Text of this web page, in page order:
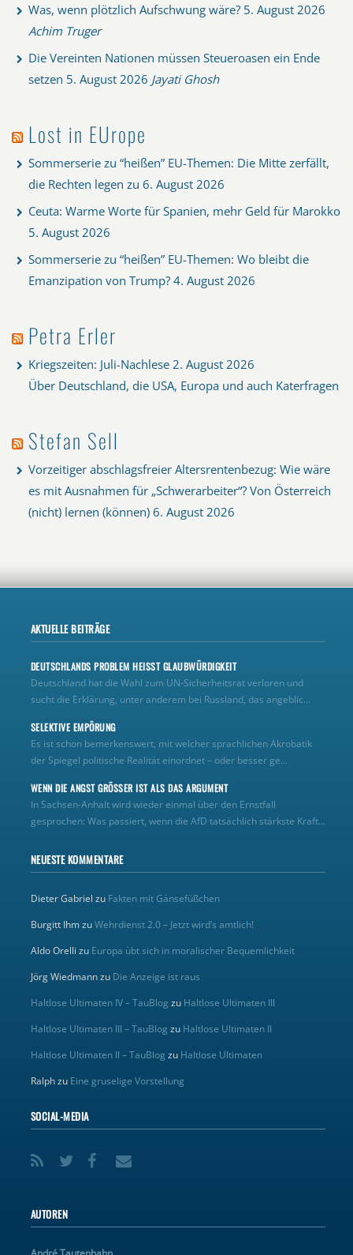
Was, wenn plötzlich Aufschwung wäre? 5. August 2026
Achim Truger
Die Vereinten Nationen müssen Steueroasen ein Ende
setzen 5. August 2026 Jayati Ghosh
Lost in EUrope
Sommerserie zu “heißen” EU-Themen: Die Mitte zerfällt,
die Rechten legen zu 6. August 2026
Ceuta: Warme Worte für Spanien, mehr Geld für Marokko
5. August 2026
Sommerserie zu “heißen” EU-Themen: Wo bleibt die
Emanzipation von Trump? 4. August 2026
Petra Erler
Kriegszeiten: Juli-Nachlese 2. August 2026
Über Deutschland, die USA, Europa und auch Katerfragen
Stefan Sell
Vorzeitiger abschlagsfreier Altersrentenbezug: Wie wäre
es mit Ausnahmen für „Schwerarbeiter“? Von Österreich
(nicht) lernen (können) 6. August 2026
AKTUELLE BEITRÄGE
DEUTSCHLANDS PROBLEM HEISST GLAUBWÜRDIGKEIT
Deutschland hat die Wahl zum UN‑Sicherheitsrat verloren und
sucht die Erklärung, unter anderem bei Russland, das angeblic...
SELEKTIVE EMPÖRUNG
Es ist schon bemerkenswert, mit welcher sprachlichen Akrobatik
der Spiegel politische Realität einordnet – oder besser ge...
WENN DIE ANGST GRÖSSER IST ALS DAS ARGUMENT
In Sachsen-Anhalt wird wieder einmal über den Ernstfall
gesprochen: Was passiert, wenn die AfD tatsächlich stärkste Kraft...
NEUESTE KOMMENTARE
Dieter Gabriel zu Fakten mit Gänsefüßchen
Burgitt IhmzuWehrdienst 2.0 – Jetzt wird’s amtlich!
Aldo Orelli zu Europa übt sich in moralischer Bequemlichkeit
Jörg Wiedmannzu Die Anzeige ist raus
Haltlose Ultimaten IV – TauBlog zu Haltlose Ultimaten III
Haltlose Ultimaten III – TauBlog zu Haltlose Ultimaten II
Haltlose Ultimaten II – TauBlog zu Haltlose Ultimaten
Ralphzu Eine gruselige Vorstellung
SOCIAL-MEDIA
AUTOREN